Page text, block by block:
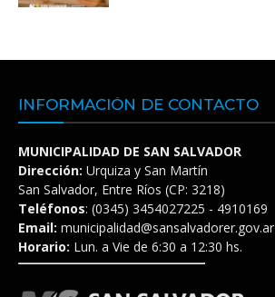
INFORMACIÓN DE CONTACTO
MUNICIPALIDAD DE SAN SALVADOR
Dirección: Urquiza y San Martín
San Salvador, Entre Ríos (CP: 3218)
Teléfonos: (0345) 3454027225 - 4910169
Email: municipalidad@sansalvadorer.gov.ar
Horario: Lun. a Vie de 6:30 a 12:30 hs.